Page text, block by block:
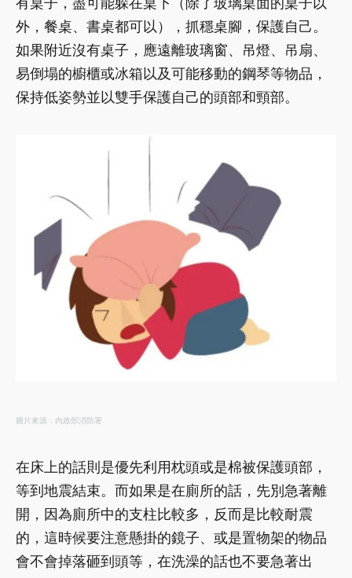
外，餐桌、書桌都可以），抓穩桌腳，保護自己。
如果附近沒有桌子，應遠離玻璃窗、吊燈、吊扇、
易倒塌的櫥櫃或冰箱以及可能移動的鋼琴等物品，
保持低姿勢並以雙手保護自己的頭部和頸部。
圖片來源：內政部消防署
在床上的話則是優先利用枕頭或是棉被保護頭部，
等到地震結束。而如果是在廁所的話，先別急著離
開，因為廁所中的支柱比較多，反而是比較耐震
的，這時候要注意懸掛的鏡子、或是置物架的物品
會不會掉落砸到頭等，在洗澡的話也不要急著出